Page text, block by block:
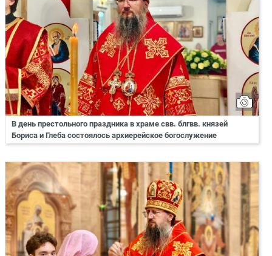
В день престольного праздника в храме свв. блгвв. князей
Бориса и Глеба состоялось архиерейское богослужение